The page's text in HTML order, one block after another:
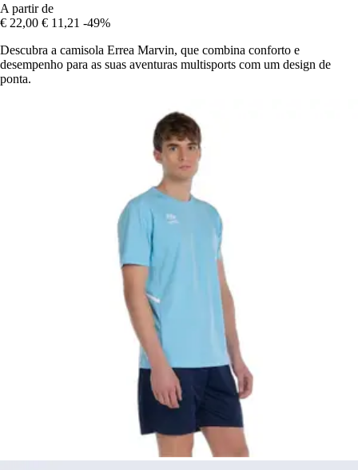
A partir de
€ 22,00 € 11,21 -49%
Descubra a camisola Errea Marvin, que combina conforto e
desempenho para as suas aventuras multisports com um design de
ponta.